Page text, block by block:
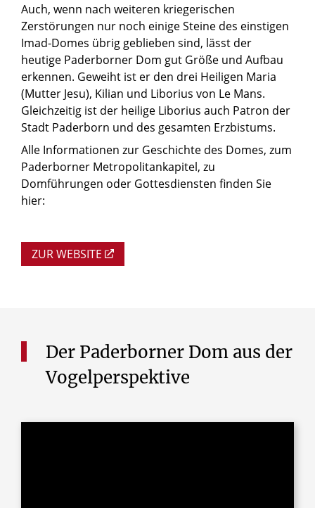
Auch, wenn nach weiteren kriegerischen
Zerstörungen nur noch einige Steine des einstigen
Imad-Domes übrig geblieben sind, lässt der
heutige Paderborner Dom gut Größe und Aufbau
erkennen. Geweiht ist er den drei Heiligen Maria
(Mutter Jesu), Kilian und Liborius von Le Mans.
Gleichzeitig ist der heilige Liborius auch Patron der
Stadt Paderborn und des gesamten Erzbistums.
Alle Informationen zur Geschichte des Domes, zum
Paderborner Metropolitankapitel, zu
Domführungen oder Gottesdiensten finden Sie
hier:
ZUR WEBSITE
Der Paderborner Dom aus der
Vogelperspektive